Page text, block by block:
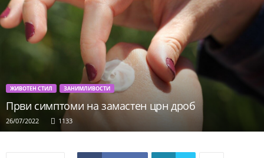
ЖИВОТЕН СТИЛ ЗАНИМЛИВОСТИ
Први симптоми на замастен црн дроб
26/07/2022 1133